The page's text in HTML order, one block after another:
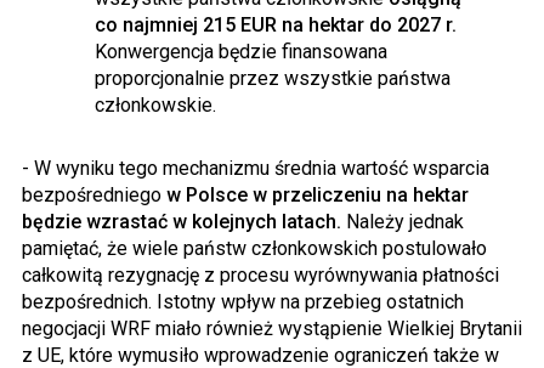
co najmniej 215 EUR na hektar do 2027 r.
Konwergencja będzie finansowana
proporcjonalnie przez wszystkie państwa
członkowskie.
- W wyniku tego mechanizmu średnia wartość wsparcia
bezpośredniego w Polsce w przeliczeniu na hektar
będzie wzrastać w kolejnych latach. Należy jednak
pamiętać, że wiele państw członkowskich postulowało
całkowitą rezygnację z procesu wyrównywania płatności
bezpośrednich. Istotny wpływ na przebieg ostatnich
negocjacji WRF miało również wystąpienie Wielkiej Brytanii
z UE, które wymusiło wprowadzenie ograniczeń także w